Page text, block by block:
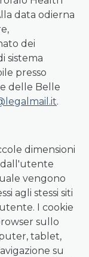
data odierna
dei
sistema
presso
delle Belle
.
dimensioni
dall'utente
vengono
agli stessi siti
I cookie
sullo
tablet,
su